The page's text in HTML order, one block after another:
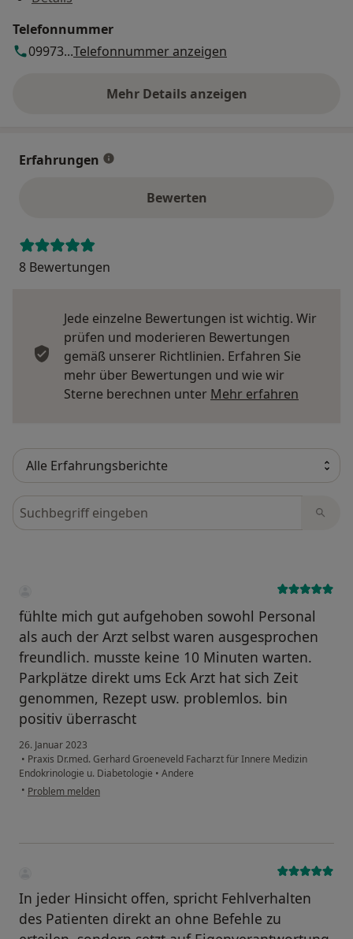
Telefonnummer
09973...Telefonnummer anzeigen
Mehr Details anzeigen
über die Adresse
Erfahrungen
Bewerten
8 Bewertungen
Jede einzelne Bewertungen ist wichtig. Wir
prüfen und moderieren Bewertungen
gemäß unserer Richtlinien. Erfahren Sie
mehr über Bewertungen und wie wir
Sterne berechnen unter Mehr erfahren
Bewertungen durchsuchen
fühlte mich gut aufgehoben sowohl Personal
als auch der Arzt selbst waren ausgesprochen
freundlich. musste keine 10 Minuten warten.
Parkplätze direkt ums Eck Arzt hat sich Zeit
genommen, Rezept usw. problemlos. bin
positiv überrascht
26. Januar 2023
• Praxis Dr.med. Gerhard Groeneveld Facharzt für Innere Medizin
Endokrinologie u. Diabetologie • Andere
• Problem melden
In jeder Hinsicht offen, spricht Fehlverhalten
des Patienten direkt an ohne Befehle zu